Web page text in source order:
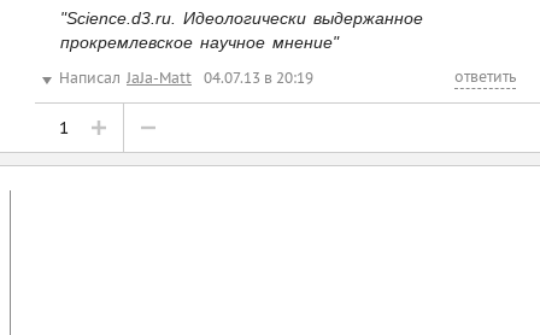
"Science.d3.ru. Идеологически выдержанное
прокремлевское научное мнение"
Написал JaJa-Matt 04.07.13 в 20:19 ответить
1